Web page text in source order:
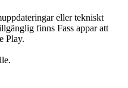
eller tekniskt
finns Fass appar att
Play.